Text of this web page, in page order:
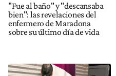
"Fue al baño" y "descansaba
bien": las revelaciones del
enfermero de Maradona
sobre su último día de vida